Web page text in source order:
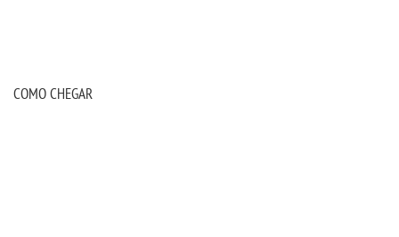
COMO CHEGAR